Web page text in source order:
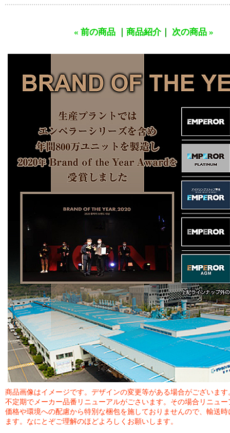
« 前の商品 商品紹介｜ 次の商品 »
商品画像はイメージです。デザインの変更等がある場合がございます
不定期でメーカー品番リニューアルがごさいます。その場合リニュ
価格や環境への配慮から特別な梱包を施しておりませんので、輸送
ます。なにとぞご理解のほどよろしくお願いします。